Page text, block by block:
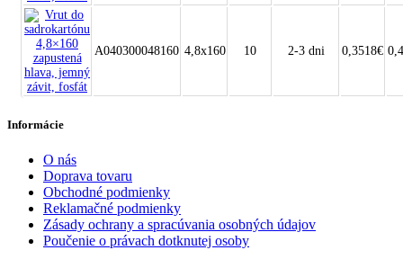
A040300048160 4,8x160 10 2-3 dni 0,3518€
Informácie
O nás
Doprava tovaru
Obchodné podmienky
Reklamačné podmienky
Zásady ochrany a spracúvania osobných údajov
Poučenie o právach dotknutej osoby